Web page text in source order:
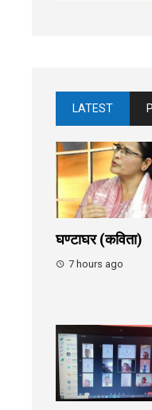
LATEST
घण्टाघर (कविता)
7 hours ago